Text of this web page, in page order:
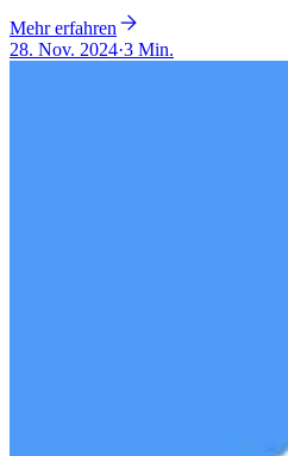
Mehr erfahren
28. Nov. 2024·3 Min.